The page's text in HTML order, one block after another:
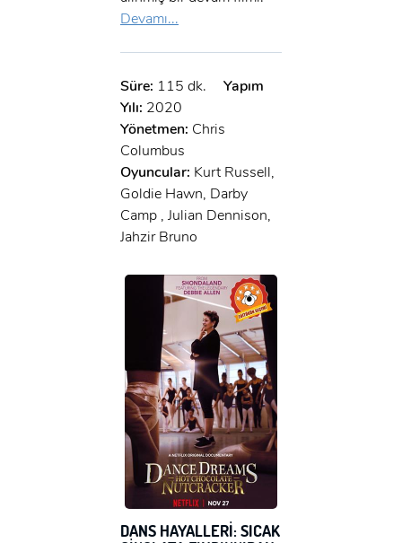
Devamı...
Süre: 115 dk.
Yapım
Yılı: 2020
Yönetmen: Chris
Columbus
Oyuncular: Kurt Russell,
Goldie Hawn, Darby
Camp , Julian Dennison,
Jahzir Bruno
DANS HAYALLERİ: SICAK